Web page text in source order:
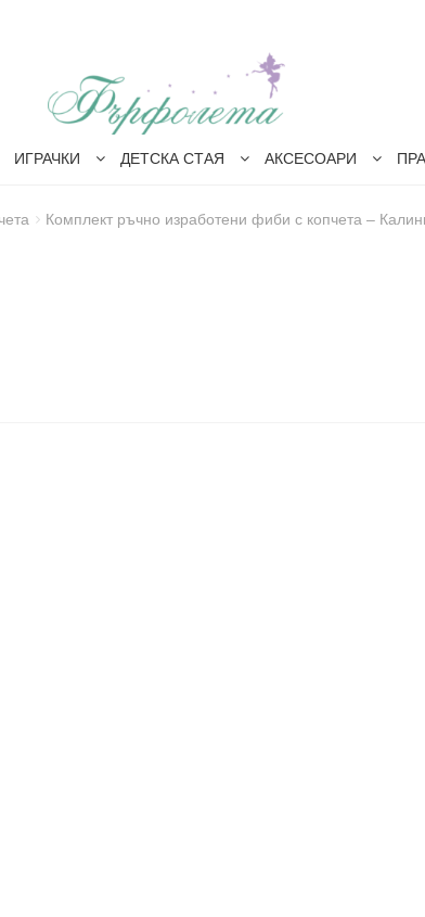
ИГРАЧКИ ДЕТСКА СТАЯ АКСЕСОАРИ
Комплект ръчно изработени фиби с копчета –